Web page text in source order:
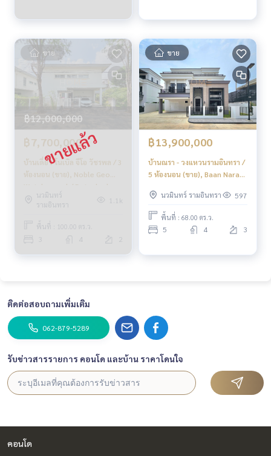
ขาย
฿12,000,000
฿7,700,000
บ้านเดี่ยว โนเบิล จีโอ วัชรพล / 3
ห้องนอน (ขาย), Noble Geo
Watcharapol / Detached
House 3 Bedroom (FOR
SALE) TAN236
นวมินทร์
รามอินทรา
1.1k
พื้นที่ : 100.00 ตร.ว.
4
ขาย
฿13,900,000
บ้านณรา - วงแหวนรามอินทรา /
5 ห้องนอน (ขาย), Baan Nara
Bedrooms (FOR SALE)
TAN769
นวมินทร์ รามอินทรา 597
พื้นที่ : 68.00 ตร.ว.
5 4 3
ติดต่อสอบถามเพิ่มเติม
062-879-5289
รับข่าวสารรายการ คอนโด และบ้าน ราคาโดนใจ
คอนโด